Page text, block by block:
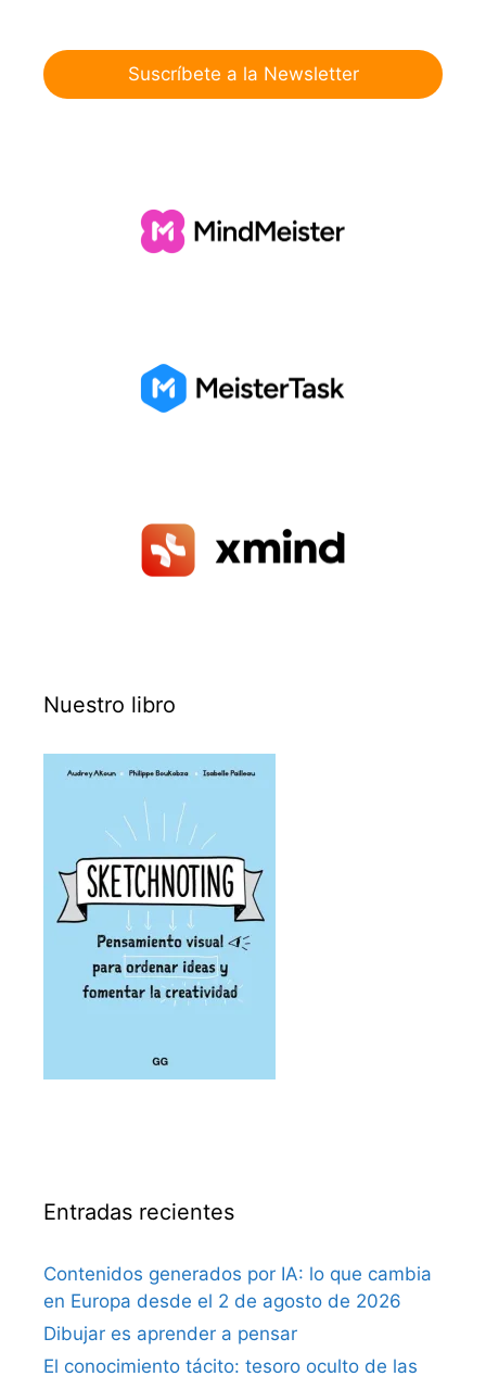
Suscríbete a la Newsletter
Nuestro libro
Entradas recientes
Contenidos generados por IA: lo que cambia
en Europa desde el 2 de agosto de 2026
Dibujar es aprender a pensar
El conocimiento tácito: tesoro oculto de las